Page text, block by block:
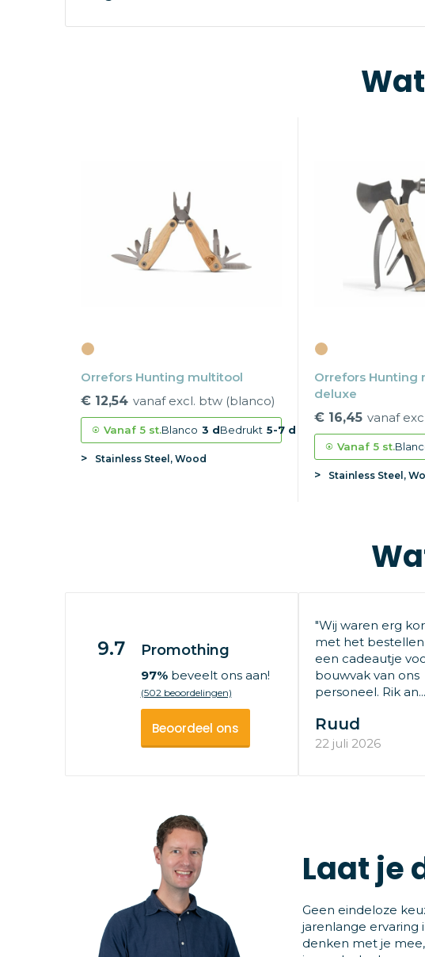
Orrefors Hunting multitool
€ 12,54 vanaf excl. btw (blanco)
Vanaf 5 st.Blanco 3 dBedrukt 5-7 d
Stainless Steel, Wood
Orrefors Hunting
deluxe
€ 16,45 vanaf
Vanaf 5 st.
Stainless Steel,
9.7 Promothing
97%beveelt ons aan!
(502 beoordelingen)
Beoordeel ons
"Wij waren erg
met het bestellen
een cadeautje
bouwvak van ons
personeel. Rik
Ruud
22 juli 2026
Laat je
Geen eindeloze
jarenlange
denken met je